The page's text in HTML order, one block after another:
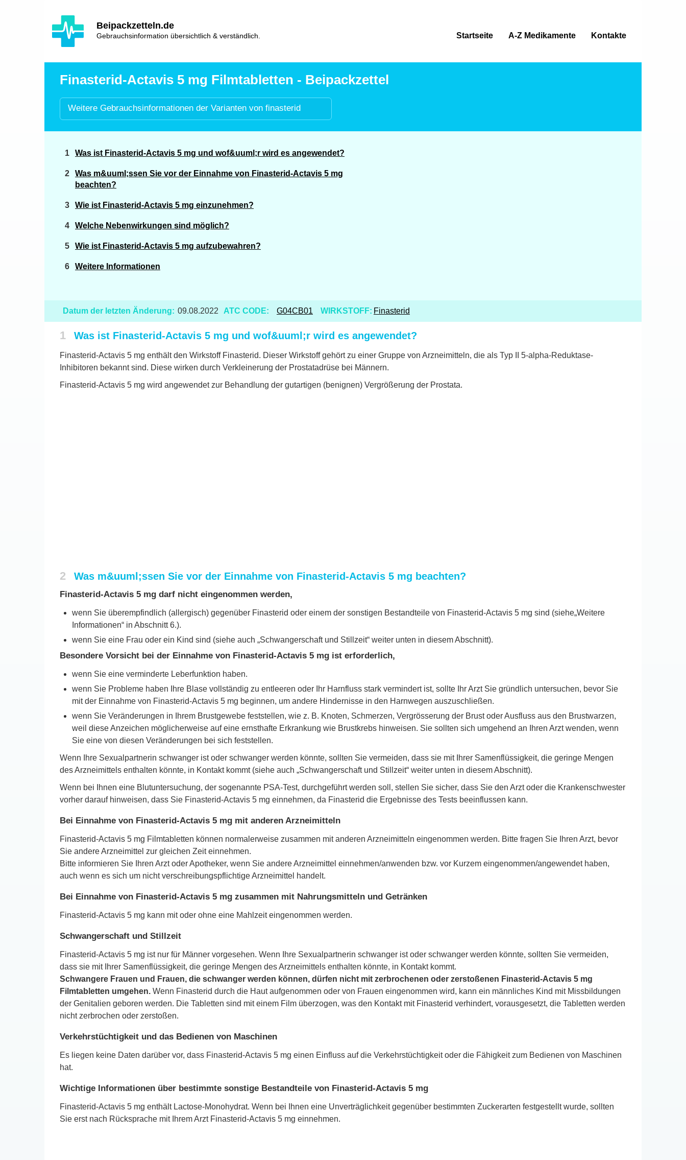
Beipackzetteln.de
Gebrauchsinformation übersichtlich & verständlich.
Hlavní
navigace
Startseite A-Z Medikamente Kontakte
Finasterid-Actavis 5 mg Filmtabletten - Beipackzettel
Weitere Gebrauchsinformationen der Varianten von finasterid
Was ist Finasterid-Actavis 5 mg und wof&uuml;r wird es angewendet?
Was m&uuml;ssen Sie vor der Einnahme von Finasterid-Actavis 5 mg
beachten?
Wie ist Finasterid-Actavis 5 mg einzunehmen?
Welche Nebenwirkungen sind möglich?
Wie ist Finasterid-Actavis 5 mg aufzubewahren?
Weitere Informationen
Datum der letzten Änderung: 09.08.2022 ATC CODE: G04CB01 WIRKSTOFF: Finasterid
1 Was ist Finasterid-Actavis 5 mg und wof&uuml;r wird es angewendet?
Finasterid-Actavis 5 mg enthält den Wirkstoff Finasterid. Dieser Wirkstoff gehört zu einer Gruppe von Arzneimitteln, die als Typ II 5-alpha-Reduktase-
Inhibitoren bekannt sind. Diese wirken durch Verkleinerung der Prostatadrüse bei Männern.
Finasterid-Actavis 5 mg wird angewendet zur Behandlung der gutartigen (benignen) Vergrößerung der Prostata.
2 Was m&uuml;ssen Sie vor der Einnahme von Finasterid-Actavis 5 mg beachten?
Finasterid-Actavis 5 mg darf nicht eingenommen werden,
wenn Sie überempfindlich (allergisch) gegenüber Finasterid oder einem der sonstigen Bestandteile von Finasterid-Actavis 5 mg sind (siehe„Weitere
Informationen“ in Abschnitt 6.).
wenn Sie eine Frau oder ein Kind sind (siehe auch „Schwangerschaft und Stillzeit“ weiter unten in diesem Abschnitt).
Besondere Vorsicht bei der Einnahme von Finasterid-Actavis 5 mg ist erforderlich,
wenn Sie eine verminderte Leberfunktion haben.
wenn Sie Probleme haben Ihre Blase vollständig zu entleeren oder Ihr Harnfluss stark vermindert ist, sollte Ihr Arzt Sie gründlich untersuchen, bevor Sie
mit der Einnahme von Finasterid-Actavis 5 mg beginnen, um andere Hindernisse in den Harnwegen auszuschließen.
wenn Sie Veränderungen in Ihrem Brustgewebe feststellen, wie z. B. Knoten, Schmerzen, Vergrösserung der Brust oder Ausfluss aus den Brustwarzen,
weil diese Anzeichen möglicherweise auf eine ernsthafte Erkrankung wie Brustkrebs hinweisen. Sie sollten sich umgehend an Ihren Arzt wenden, wenn
Sie eine von diesen Veränderungen bei sich feststellen.
Wenn Ihre Sexualpartnerin schwanger ist oder schwanger werden könnte, sollten Sie vermeiden, dass sie mit Ihrer Samenflüssigkeit, die geringe Mengen
des Arzneimittels enthalten könnte, in Kontakt kommt (siehe auch „Schwangerschaft und Stillzeit“ weiter unten in diesem Abschnitt).
Wenn bei Ihnen eine Blutuntersuchung, der sogenannte PSA-Test, durchgeführt werden soll, stellen Sie sicher, dass Sie den Arzt oder die Krankenschwester
vorher darauf hinweisen, dass Sie Finasterid-Actavis 5 mg einnehmen, da Finasterid die Ergebnisse des Tests beeinflussen kann.
Bei Einnahme von Finasterid-Actavis 5 mg mit anderen Arzneimitteln
Finasterid-Actavis 5 mg Filmtabletten können normalerweise zusammen mit anderen Arzneimitteln eingenommen werden. Bitte fragen Sie Ihren Arzt, bevor
Sie andere Arzneimittel zur gleichen Zeit einnehmen.
Bitte informieren Sie Ihren Arzt oder Apotheker, wenn Sie andere Arzneimittel einnehmen/anwenden bzw. vor Kurzem eingenommen/angewendet haben,
auch wenn es sich um nicht verschreibungspflichtige Arzneimittel handelt.
Bei Einnahme von Finasterid-Actavis 5 mg zusammen mit Nahrungsmitteln und Getränken
Finasterid-Actavis 5 mg kann mit oder ohne eine Mahlzeit eingenommen werden.
Schwangerschaft und Stillzeit
Finasterid-Actavis 5 mg ist nur für Männer vorgesehen. Wenn Ihre Sexualpartnerin schwanger ist oder schwanger werden könnte, sollten Sie vermeiden,
dass sie mit Ihrer Samenflüssigkeit, die geringe Mengen des Arzneimittels enthalten könnte, in Kontakt kommt.
Schwangere Frauen und Frauen, die schwanger werden können, dürfen nicht mit zerbrochenen oder zerstoßenen Finasterid-Actavis 5 mg
Filmtabletten umgehen. Wenn Finasterid durch die Haut aufgenommen oder von Frauen eingenommen wird, kann ein männliches Kind mit Missbildungen
der Genitalien geboren werden. Die Tabletten sind mit einem Film überzogen, was den Kontakt mit Finasterid verhindert, vorausgesetzt, die Tabletten werden
nicht zerbrochen oder zerstoßen.
Verkehrstüchtigkeit und das Bedienen von Maschinen
Es liegen keine Daten darüber vor, dass Finasterid-Actavis 5 mg einen Einfluss auf die Verkehrstüchtigkeit oder die Fähigkeit zum Bedienen von Maschinen
hat.
Wichtige Informationen über bestimmte sonstige Bestandteile von Finasterid-Actavis 5 mg
Finasterid-Actavis 5 mg enthält Lactose-Monohydrat. Wenn bei Ihnen eine Unverträglichkeit gegenüber bestimmten Zuckerarten festgestellt wurde, sollten
Sie erst nach Rücksprache mit Ihrem Arzt Finasterid-Actavis 5 mg einnehmen.